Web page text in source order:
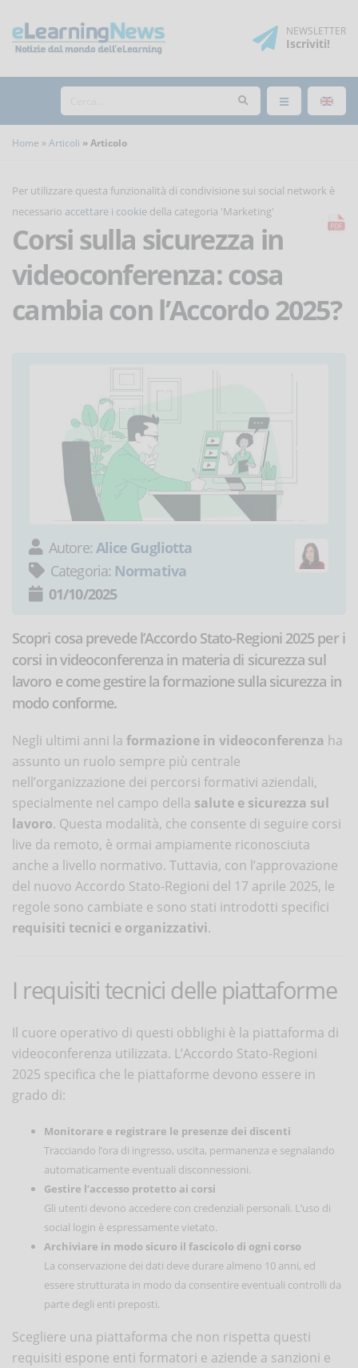
NEWSLETTER
Iscriviti!
Home Articoli Articolo
Per utilizzare questa funzionalità di condivisione sui social network è
necessario accettare i cookie della categoria 'Marketing'
Corsi sulla sicurezza in
videoconferenza: cosa
cambia con l’Accordo 2025?
Autore: Alice Gugliotta
Categoria: Normativa
01/10/2025
Scopri cosa prevede l’Accordo Stato-Regioni 2025 per i
corsi in videoconferenza in materia di sicurezza sul
lavoro e come gestire la formazione sulla sicurezza in
modo conforme.
Negli ultimi anni la formazione in videoconferenza ha
assunto un ruolo sempre più centrale
nell’organizzazione dei percorsi formativi aziendali,
specialmente nel campo della salute e sicurezza sul
lavoro. Questa modalità, che consente di seguire corsi
live da remoto, è ormai ampiamente riconosciuta
anche a livello normativo. Tuttavia, con l’approvazione
del nuovo Accordo Stato-Regioni del 17 aprile 2025, le
regole sono cambiate e sono stati introdotti specifici
requisiti tecnici e organizzativi.
I requisiti tecnici delle piattaforme
Il cuore operativo di questi obblighi è la piattaforma di
videoconferenza utilizzata. L’Accordo Stato-Regioni
2025 specifica che le piattaforme devono essere in
grado di:
Monitorare e registrare le presenze dei discenti
Tracciando l’ora di ingresso, uscita, permanenza e segnalando
automaticamente eventuali disconnessioni.
Gestire l’accesso protetto ai corsi
Gli utenti devono accedere con credenziali personali. L’uso di
social login è espressamente vietato.
Archiviare in modo sicuro il fascicolo di ogni corso
La conservazione dei dati deve durare almeno 10 anni, ed
essere strutturata in modo da consentire eventuali controlli da
parte degli enti preposti.
Scegliere una piattaforma che non rispetta questi
requisiti espone enti formatori e aziende a sanzioni e